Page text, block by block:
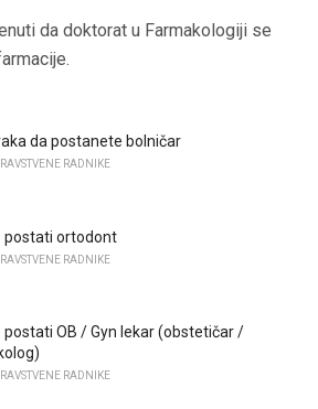
da doktorat u Farmakologiji se
da postanete bolničar
RADNIKE
postati ortodont
RADNIKE
postati OB / Gyn lekar (obstetičar /
RADNIKE